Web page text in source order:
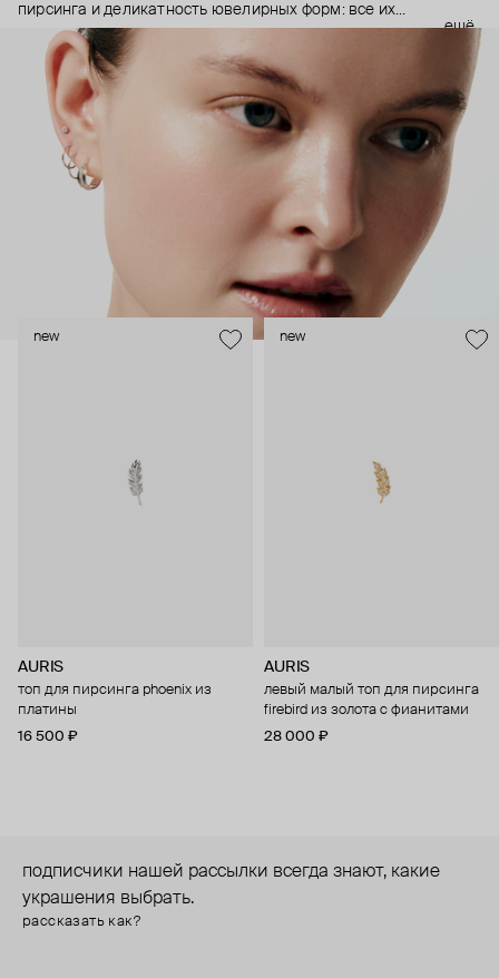
пирсинга и деликатность ювелирных форм: все их
украшения ручной работы. В процессе создания участвуют
как профессиональные пирсеры (они отвечают за
безопасность и эргономичность пирсинга), так и ювелирные
стилисты (благодаря им дизайн соответствует трендам, а
украшения легко сочетаются между собой).
Украшения AURIS – для тех, кто открыто выражает себя, но
делает это интеллигентно и по-взрослому.
ещё
new
AURIS
топ для пирсинга phoenix из
платины
16 500 ₽
new
AURIS
левый малый топ для пирсинга
firebird из золота с фианитами
28 000 ₽
подписчики нашей рассылки всегда знают, какие
украшения выбрать.
рассказать как?